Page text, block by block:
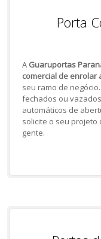
Porta
A Guaruportas
comercial de enrolar
seu ramo de
fechados ou
automáticos de
solicite o seu projeto
gente.